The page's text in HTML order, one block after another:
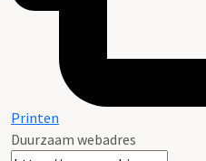
Printen
Duurzaam webadres